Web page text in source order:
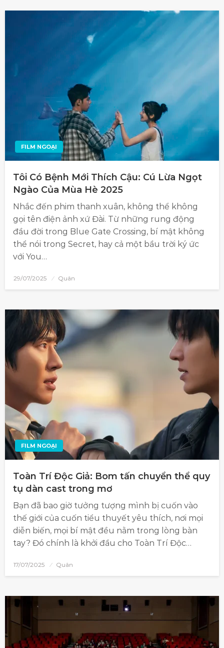
FILM NGOẠI
Tôi Có Bệnh Mới Thích Cậu: Cú Lừa Ngọt
Ngào Của Mùa Hè 2025
Nhắc đến phim thanh xuân, không thể không
gọi tên điện ảnh xứ Đài. Từ những rung động
đầu đời trong Blue Gate Crossing, bí mật không
thể nói trong Secret, hay cả một bầu trời ký ức
với You…
29/07/2025 Quân
FILM NGOẠI
Toàn Trí Độc Giả: Bom tấn chuyển thể quy
tụ dàn cast trong mơ
Bạn đã bao giờ tưởng tượng mình bị cuốn vào
thế giới của cuốn tiểu thuyết yêu thích, nơi mọi
diễn biến, mọi bí mật đều nằm trong lòng bàn
tay? Đó chính là khởi đầu cho Toàn Trí Độc…
17/07/2025 Quân